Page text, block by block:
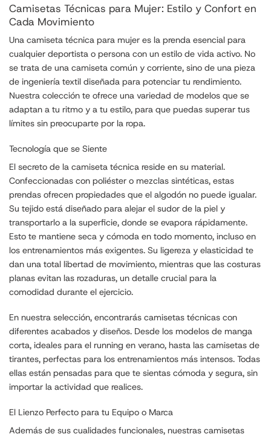
Camisetas Técnicas para Mujer: Estilo y Confort en
Cada Movimiento
Una camiseta técnica para mujer es la prenda esencial para
cualquier deportista o persona con un estilo de vida activo. No
se trata de una camiseta común y corriente, sino de una pieza
de ingeniería textil diseñada para potenciar tu rendimiento.
Nuestra colección te ofrece una variedad de modelos que se
adaptan a tu ritmo y a tu estilo, para que puedas superar tus
límites sin preocuparte por la ropa.
Tecnología que se Siente
El secreto de la camiseta técnica reside en su material.
Confeccionadas con poliéster o mezclas sintéticas, estas
prendas ofrecen propiedades que el algodón no puede igualar.
Su tejido está diseñado para alejar el sudor de la piel y
transportarlo a la superficie, donde se evapora rápidamente.
Esto te mantiene seca y cómoda en todo momento, incluso en
los entrenamientos más exigentes. Su ligereza y elasticidad te
dan una total libertad de movimiento, mientras que las costuras
planas evitan las rozaduras, un detalle crucial para la
comodidad durante el ejercicio.
En nuestra selección, encontrarás camisetas técnicas con
diferentes acabados y diseños. Desde los modelos de manga
corta, ideales para el running en verano, hasta las camisetas de
tirantes, perfectas para los entrenamientos más intensos. Todas
ellas están pensadas para que te sientas cómoda y segura, sin
importar la actividad que realices.
El Lienzo Perfecto para tu Equipo o Marca
Además de sus cualidades funcionales, nuestras camisetas